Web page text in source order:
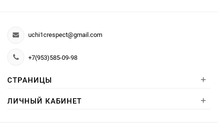
uchi1crespect@gmail.com
+7(953)585-09-98
СТРАНИЦЫ +
ЛИЧНЫЙ КАБИНЕТ +